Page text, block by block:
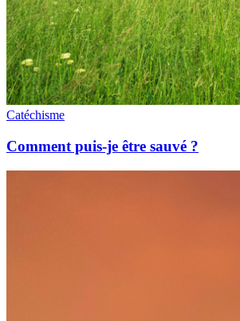
Catéchisme
Comment puis-je être sauvé ?